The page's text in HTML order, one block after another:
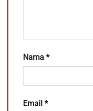
Nama *
Email *